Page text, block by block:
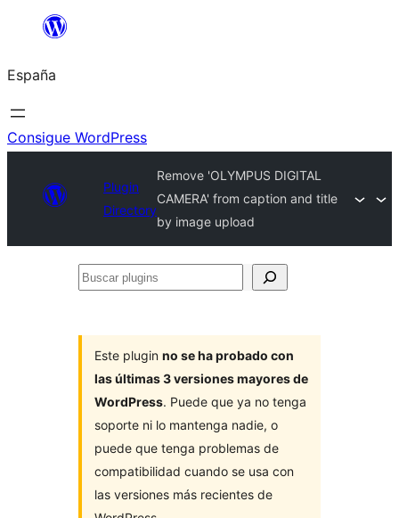
Saltar
contenido
España
Consigue WordPress
Plugin
Directory
Remove 'OLYMPUS DIGITAL
CAMERA' from caption and title
by image upload
Buscar
Este plugin no se ha probado con
las últimas 3 versiones mayores de
WordPress. Puede que ya no tenga
soporte ni lo mantenga nadie, o
puede que tenga problemas de
compatibilidad cuando se usa con
las versiones más recientes de